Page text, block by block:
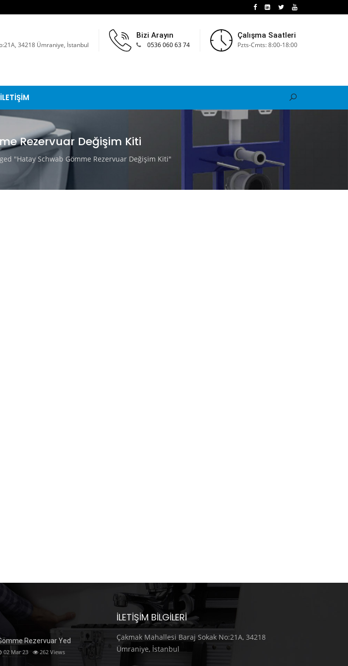
34218 Ümraniye, İstanbul
Bizi Arayın
0536 060 63 74
Çalışma Saatleri
Pzts-Cmts: 8:00-18:00
İLETİŞİM
Rezervuar Değişim Kiti
"Hatay Schwab Gömme Rezervuar Değişim Kiti"
Rezervuar Yed
02 Mar 23 262 Views
İLETIŞIM BILGILERI
Çakmak Mahallesi Baraj Sokak No:21A, 34218
Ümraniye, İstanbul